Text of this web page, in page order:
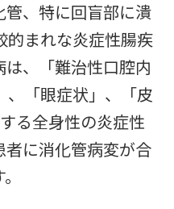
管、特に回盲部に潰
的まれな炎症性腸疾
、「難治性口腔内
、「眼症状」、「皮
る全身性の炎症性
者に消化管病変が合